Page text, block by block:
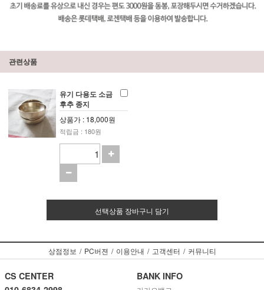
관련상품
유기 다용도 소금
후추 종지
상품가 : 18,000원
적립금 : 180원
선택상품 장바구니 담기
상점정보 / PC버젼 / 이용안내 / 고객센터 / 커뮤니티
CS CENTER
BANK INFO